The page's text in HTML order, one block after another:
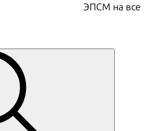
ЭПСМ на все